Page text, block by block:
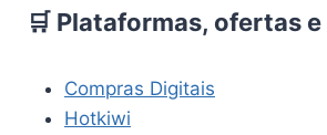
🛒 Plataformas, ofertas
Compras Digitais
Hotkiwi